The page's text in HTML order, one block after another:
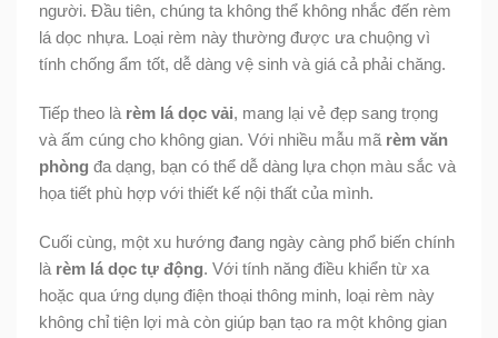
người. Đầu tiên, chúng ta không thể không nhắc đến rèm
lá dọc nhựa. Loại rèm này thường được ưa chuộng vì
tính chống ẩm tốt, dễ dàng vệ sinh và giá cả phải chăng.
Tiếp theo là rèm lá dọc vải, mang lại vẻ đẹp sang trọng
và ấm cúng cho không gian. Với nhiều mẫu mã rèm văn
phòng đa dạng, bạn có thể dễ dàng lựa chọn màu sắc và
họa tiết phù hợp với thiết kế nội thất của mình.
Cuối cùng, một xu hướng đang ngày càng phổ biến chính
là rèm lá dọc tự động. Với tính năng điều khiển từ xa
hoặc qua ứng dụng điện thoại thông minh, loại rèm này
không chỉ tiện lợi mà còn giúp bạn tạo ra một không gian